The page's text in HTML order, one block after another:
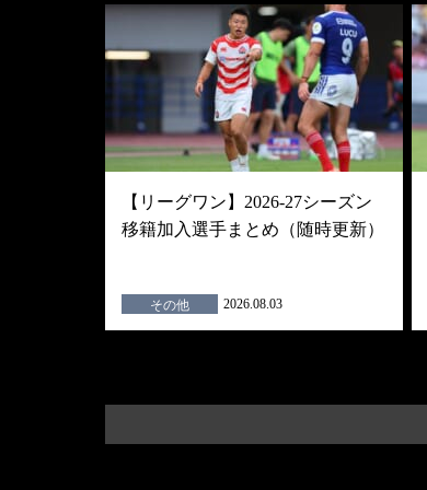
【リーグワン】2026-27シーズン
移籍加入選手まとめ（随時更新）
その他 2026.08.03